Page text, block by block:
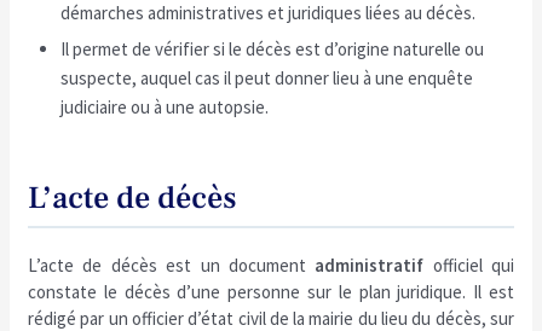
démarches administratives et juridiques liées au décès.
Il permet de vérifier si le décès est d’origine naturelle ou
suspecte, auquel cas il peut donner lieu à une enquête
judiciaire ou à une autopsie.
L’acte de décès
L’acte de décès est un document administratif officiel qui
constate le décès d’une personne sur le plan juridique. Il est
rédigé par un officier d’état civil de la mairie du lieu du décès, sur